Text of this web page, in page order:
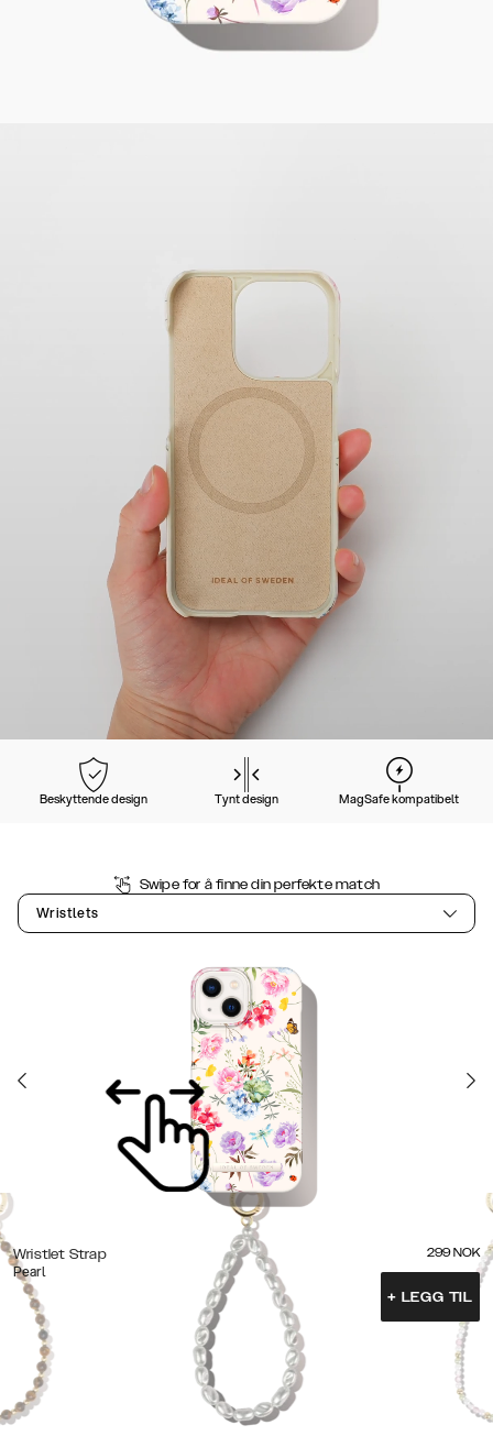
Beskyttende design Tynt design MagSafe kompatibelt
Swipe for å finne din perfekte match
Wristlets
Wristlet Strap
Pearl
299 NOK
+ LEGG TIL